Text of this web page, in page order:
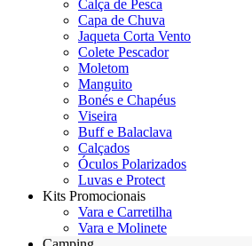
Calça de Pesca
Capa de Chuva
Jaqueta Corta Vento
Colete Pescador
Moletom
Manguito
Bonés e Chapéus
Viseira
Buff e Balaclava
Calçados
Óculos Polarizados
Luvas e Protect
Kits Promocionais
Vara e Carretilha
Vara e Molinete